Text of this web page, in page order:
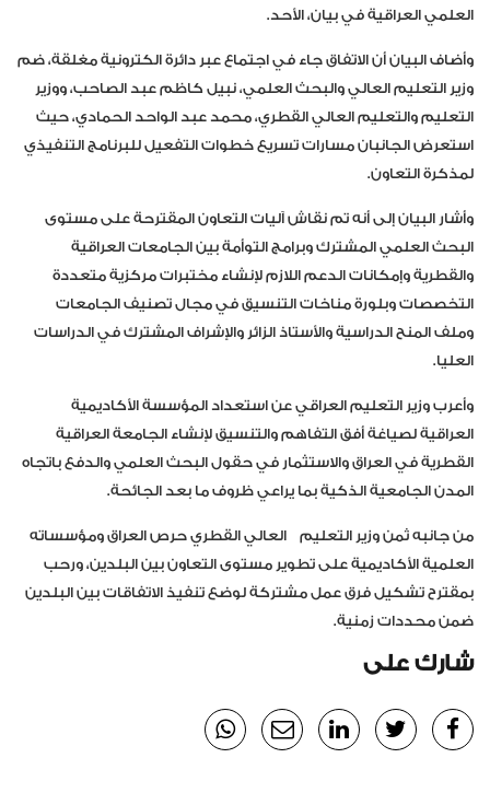
العلمي العراقية في بيان، الأحد.
وأضاف البيان أن الاتفاق جاء في اجتماع عبر دائرة الكترونية مغلقة، ضم
وزير التعليم العالي والبحث العلمي، نبيل كاظم عبد الصاحب، ووزير
التعليم والتعليم العالي القطري، محمد عبد الواحد الحمادي، حيث
استعرض الجانبان مسارات تسريع خطوات التفعيل للبرنامج التنفيذي
لمذكرة التعاون.
وأشار البيان إلى أنه تم نقاش آليات التعاون المقترحة على مستوى
البحث العلمي المشترك وبرامج التوأمة بين الجامعات العراقية
والقطرية وإمكانات الدعم اللازم لإنشاء مختبرات مركزية متعددة
التخصصات وبلورة مناخات التنسيق في مجال تصنيف الجامعات
وملف المنح الدراسية والأستاذ الزائر والإشراف المشترك في الدراسات
العليا.
وأعرب وزير التعليم العراقي عن استعداد المؤسسة الأكاديمية
العراقية لصياغة أفق التفاهم والتنسيق لإنشاء الجامعة العراقية
القطرية في العراق والاستثمار في حقول البحث العلمي والدفع باتجاه
المدن الجامعية الذكية بما يراعي ظروف ما بعد الجائحة.
من جانبه ثمن وزير التعليم العالي القطري حرص العراق ومؤسساته
العلمية الأكاديمية على تطوير مستوى التعاون بين البلدين، ورحب
بمقترح تشكيل فرق عمل مشتركة لوضع تنفيذ الاتفاقات بين البلدين
ضمن محددات زمنية.
شارك على